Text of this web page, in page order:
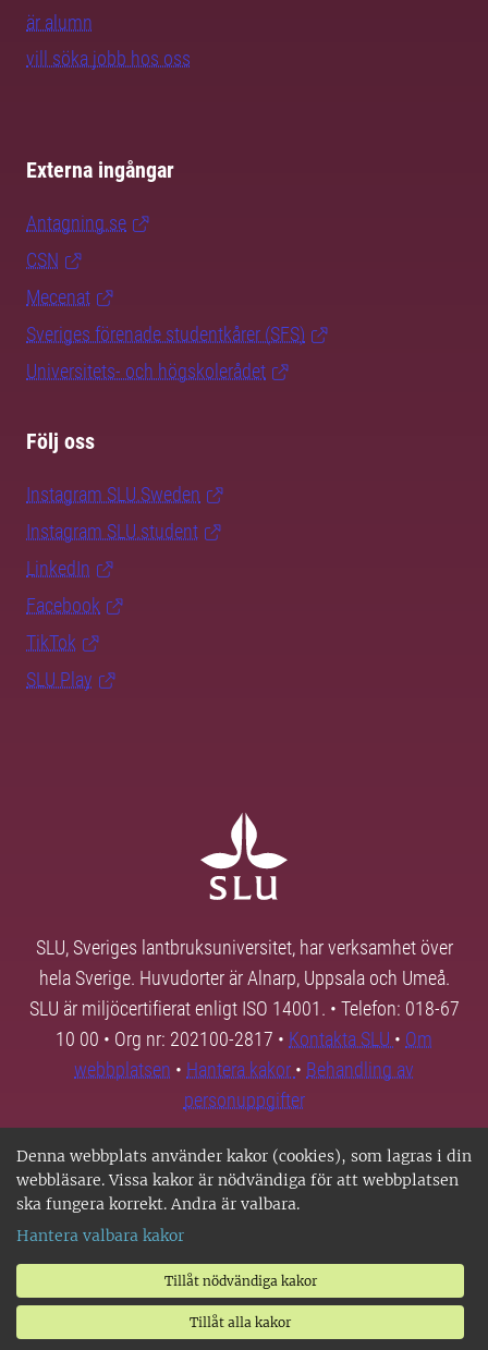
Denna webbplats använder kakor (cookies), som lagras i din
webbläsare. Vissa kakor är nödvändiga för att webbplatsen
ska fungera korrekt. Andra är valbara.
Hantera valbara kakor
Tillåt nödvändiga kakor
Tillåt alla kakor
är alumn
vill söka jobb hos oss
Externa ingångar
Antagning.se
CSN
Mecenat
Sveriges förenade studentkårer (SFS)
Universitets- och högskolerådet
Följ oss
Instagram SLU.Sweden
Instagram SLU.student
LinkedIn
Facebook
TikTok
SLU Play
SLU, Sveriges lantbruksuniversitet, har verksamhet över
hela Sverige. Huvudorter är Alnarp, Uppsala och Umeå.
SLU är miljöcertifierat enligt ISO 14001. • Telefon: 018-67
10 00 • Org nr: 202100-2817 • Kontakta SLU • Om
webbplatsen • Hantera kakor • Behandling av
personuppgifter